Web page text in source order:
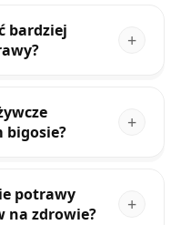
bardziej
bigosie?
potrawy
na zdrowie?